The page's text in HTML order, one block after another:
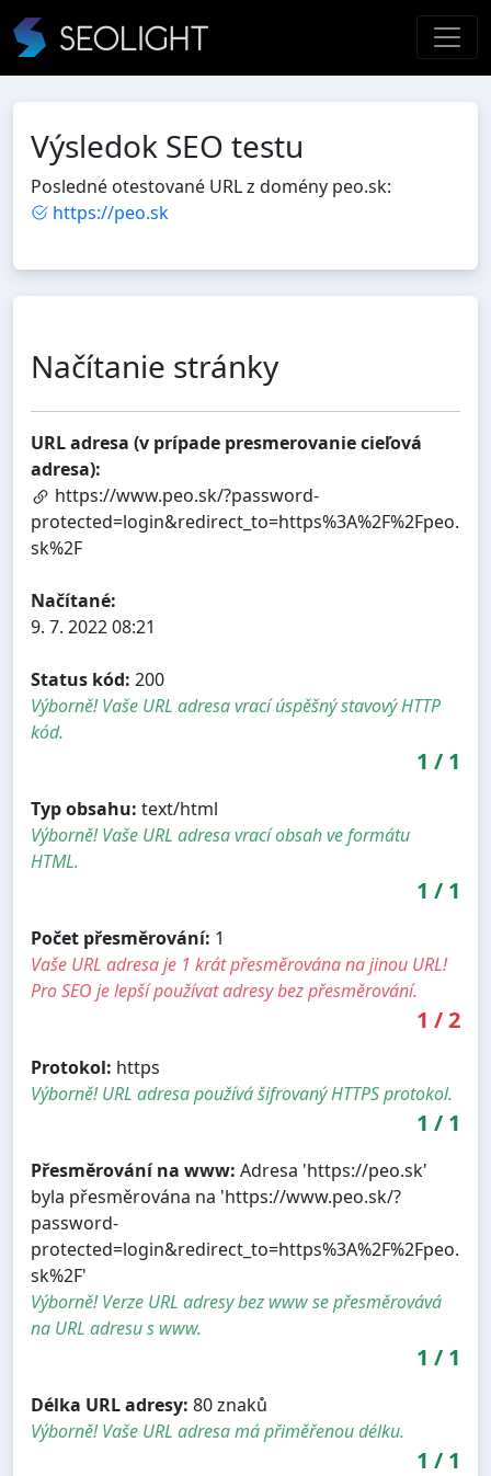
Výsledok SEO testu
Posledné otestované URL z domény peo.sk:
https://peo.sk
Načítanie stránky
URL adresa (v prípade presmerovanie cieľová
adresa):
https://www.peo.sk/?password-
protected=login&redirect_to=https%3A%2F%2Fpeo.
sk%2F
Načítané:
9. 7. 2022 08:21
Status kód: 200
Výborně! Vaše URL adresa vrací úspěšný stavový HTTP
kód.
1 / 1
Typ obsahu: text/html
Výborně! Vaše URL adresa vrací obsah ve formátu
HTML.
1 / 1
Počet přesměrování: 1
Vaše URL adresa je 1 krát přesměrována na jinou URL!
Pro SEO je lepší používat adresy bez přesměrování.
1 /2
Protokol: https
Výborně! URL adresa používá šifrovaný HTTPS protokol.
1 / 1
Přesměrování na www: Adresa 'https://peo.sk'
byla přesměrována na 'https://www.peo.sk/?
password-
protected=login&redirect_to=https%3A%2F%2Fpeo.
sk%2F'
Výborně! Verze URL adresy bez www se přesměrovává
na URL adresu s www.
1 / 1
Délka URL adresy: 80 znaků
Výborně! Vaše URL adresa má přiměřenou délku.
1 / 1